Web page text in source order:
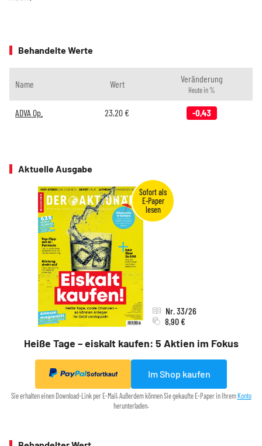
Behandelte Werte
Name Wert Veränderung
Heute in %
ADVA Op. 23,20 € -0,43
Aktuelle Ausgabe
Heiße Tage – eiskalt kaufen: 5 Aktien im Fokus
Nr. 33/26
8,90 €
Sofortkauf Im Shop kaufen
Sie erhalten einen Download-Link per E-Mail. Außerdem können Sie gekaufte E-Paper in Ihrem Konto
herunterladen.